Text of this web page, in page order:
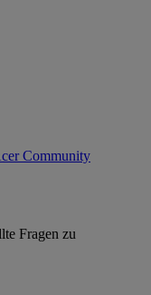
Community
Fragen zu